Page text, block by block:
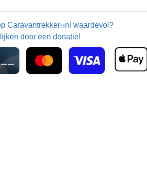
Caravantrekker🙂nl waardevol?
door een donatie!